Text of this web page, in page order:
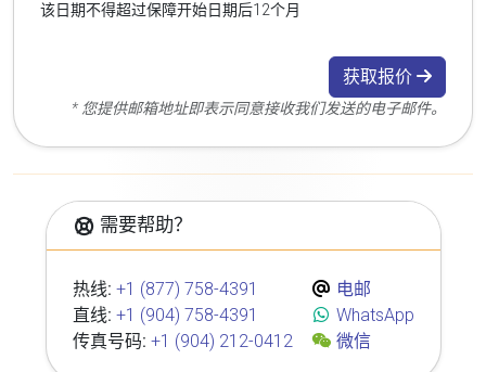
该日期不得超过保障开始日期后12个月
获取报价
* 您提供邮箱地址即表示同意接收我们发送的电子邮件。
需要帮助？
热线: +1 (877) 758-4391
直线: +1 (904) 758-4391
传真号码: +1 (904) 212-0412
电邮
WhatsApp
微信